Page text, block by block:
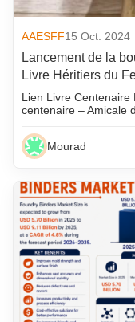
AAESFF15 Oct. 2024
Lancement de la
Livre Héritiers du
Lien Livre
centenaire – Amicale
Mourad